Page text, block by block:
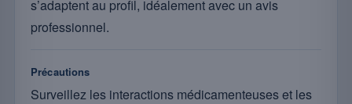
s’adaptent au profil, idéalement avec un avis
professionnel.
Précautions
Surveillez les interactions médicamenteuses et les